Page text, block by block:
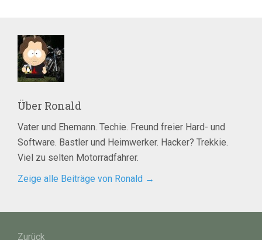
Über Ronald
Vater und Ehemann. Techie. Freund freier Hard- und
Software. Bastler und Heimwerker. Hacker? Trekkie.
Viel zu selten Motorradfahrer.
Zeige alle Beiträge von Ronald →
Zurück